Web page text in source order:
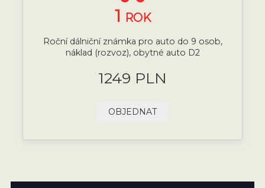
1 ROK
Roční dálniční známka pro auto do 9 osob,
náklad (rozvoz), obytné auto D2
1249 PLN
OBJEDNAT